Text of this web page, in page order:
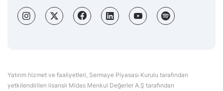
Yatırım hizmet ve faaliyetleri, Sermaye Piyasası Kurulu tarafından
yetkilendirilen lisanslı Midas Menkul Değerler A.Ş tarafından